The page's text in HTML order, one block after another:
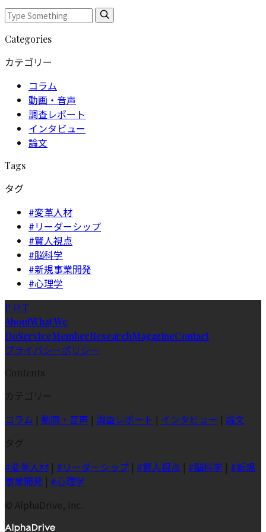
Categories
カテゴリー
コラム
動画・音声
調査レポート
インタビュー
論文
Tags
タグ
#変革人材
#リーダーシップ
#賢人視点
#脳科学
#新規事業開発
#心理学
P O T
AboutWhat We
DoServiceMemberResearchMagazineContact
プライバシーポリシー
Contents
カテゴリー
コラム | 動画・音声 | 調査レポート | インタビュー | 論文
タグ
#変革人材 | #リーダーシップ | #賢人視点 | #脳科学 | #新規
事業開発 | #心理学
© AlphaDrive, Inc.